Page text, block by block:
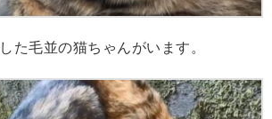
た毛並の猫ちゃんがいます。